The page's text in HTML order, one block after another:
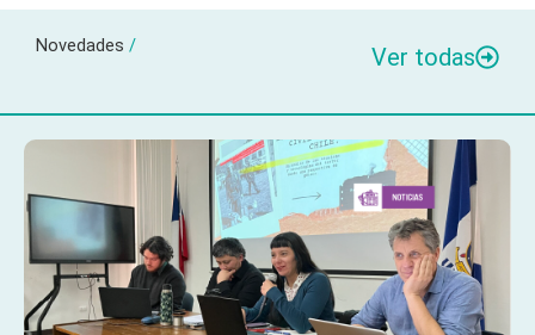
Novedades / Ver todas